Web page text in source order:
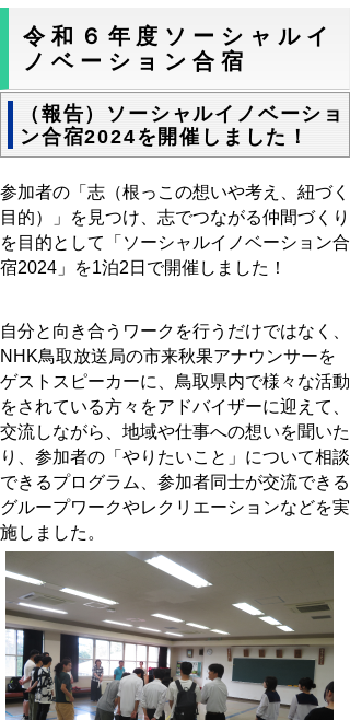
令和６年度ソーシャルイ
ノベーション合宿
（報告）ソーシャルイノベーショ
ン合宿2024を開催しました！
参加者の「志（根っこの想いや考え、紐づく
目的）」を見つけ、志でつながる仲間づくり
を目的として「ソーシャルイノベーション合
宿2024」を1泊2日で開催しました！
自分と向き合うワークを行うだけではなく、
NHK鳥取放送局の市来秋果アナウンサーを
ゲストスピーカーに、鳥取県内で様々な活動
をされている方々をアドバイザーに迎えて、
交流しながら、地域や仕事への想いを聞いた
り、参加者の「やりたいこと」について相談
できるプログラム、参加者同士が交流できる
グループワークやレクリエーションなどを実
施しました。